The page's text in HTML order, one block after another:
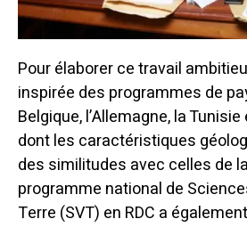
Pour élaborer ce travail
inspirée des programmes de
Belgique, l’Allemagne, la
dont les caractéristiques
des similitudes avec celles de
programme national de
Terre (SVT) en RDC a